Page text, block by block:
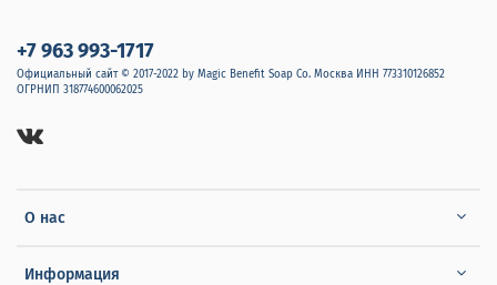
О нас
Информация
+7 963 993-1717
Официальный сайт © 2017-2022 by Magic Benefit Soap Co. Москва ИНН 773310126852
ОГРНИП 318774600062025